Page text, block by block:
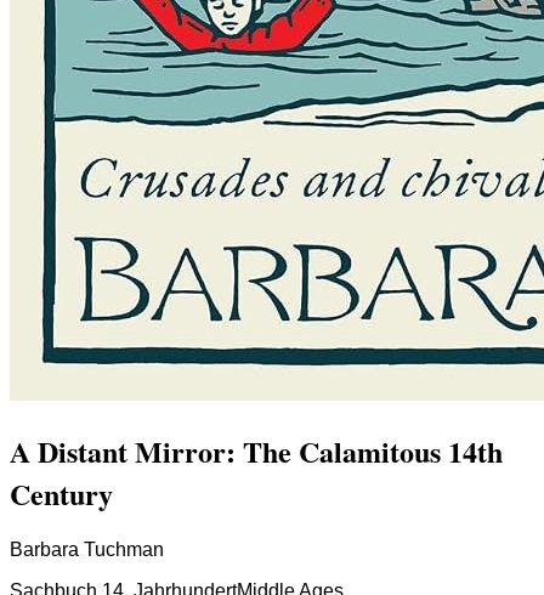
A Distant Mirror: The Calamitous 14th
Century
Barbara Tuchman
Sachbuch 14. JahrhundertMiddle Ages